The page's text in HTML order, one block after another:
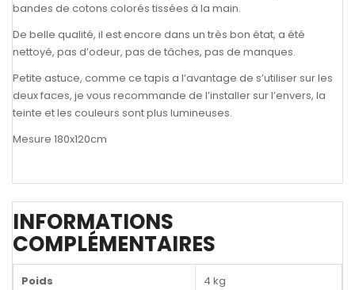
bandes de cotons colorés tissées à la main.
De belle qualité, il est encore dans un très bon état, a été
nettoyé, pas d’odeur, pas de tâches, pas de manques.
Petite astuce, comme ce tapis a l’avantage de s’utiliser sur les
deux faces, je vous recommande de l’installer sur l’envers, la
teinte et les couleurs sont plus lumineuses.
Mesure 180x120cm
INFORMATIONS
COMPLÉMENTAIRES
Poids 4 kg